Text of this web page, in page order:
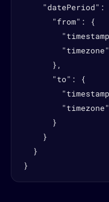
"datePeriod":
      "from": {
      },
      "to": {
      }
    }
  }
}